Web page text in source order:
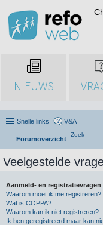
NIEUWS
Snelle links V&A
Forumoverzicht
Zoek
Veelgestelde
Aanmeld- en registratievragen
Waarom moet ik me registreren?
Wat is COPPA?
Waarom kan ik niet registreren?
Ik ben geregistreerd maar kan